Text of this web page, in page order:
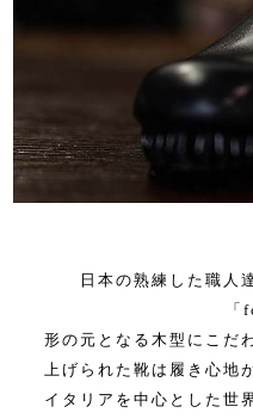
日本の熟練した職人
「
形の元となる木型にこだ
上げられた靴は履き心地
イタリアを中心とした世